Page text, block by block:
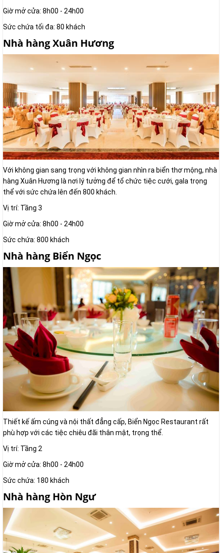
Giờ mở cửa: 8h00 - 24h00
Sức chứa tối đa: 80 khách
Nhà hàng Xuân Hương
Với không gian sang trọng với không gian nhìn ra biển thơ mộng, nhà
hàng Xuân Hương là nơi lý tưởng để tổ chức tiệc cưới, gala trọng
thể với sức chứa lên đến 800 khách.
Vị trí: Tầng 3
Giờ mở cửa: 8h00 - 24h00
Sức chứa: 800 khách
Nhà hàng Biển Ngọc
Thiết kế ấm cúng và nội thất đẳng cấp, Biển Ngọc Restaurant rất
phù hợp với các tiệc chiêu đãi thân mật, trọng thể.
Vị trí: Tầng 2
Giờ mở cửa: 8h00 - 24h00
Sức chứa: 180 khách
Nhà hàng Hòn Ngư